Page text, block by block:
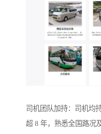
司机团队加持：司机均
超 8 年，熟悉全国路况